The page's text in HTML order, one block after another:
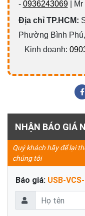
- 0936243069| Mr
Địa chỉ TP.HCM:
Phường Bình
Kinh doanh:
NHẬN BÁO GIÁ
Quý khách hãy để lại
chúng tôi
Báo giá: USB-